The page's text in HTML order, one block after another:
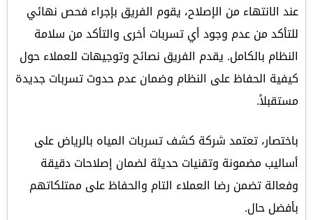
عند الانتهاء من الإصلاح، يقوم الفريق بإجراء فحص نهائي
للتأكد من عدم وجود أي تسربات أخرى والتأكد من سلامة
النظام بالكامل. يقدم الفريق نصائح وتوجيهات للعملاء حول
كيفية الحفاظ على النظام وضمان عدم حدوث تسربات جديدة
مستقبلاً.
باختصار، تعتمد شركة كشف تسربات المياه بالرياض على
أساليب مضمونة وتقنيات حديثة لضمان إصلاحات دقيقة
وفعالة تضمن رضا العملاء التام والحفاظ على ممتلكاتهم
بأفضل حال.